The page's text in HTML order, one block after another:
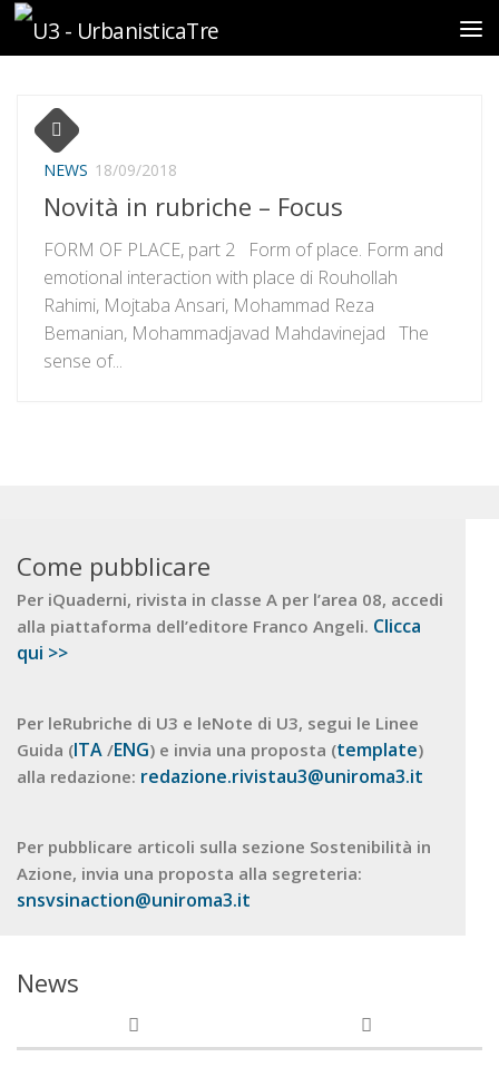
Sotto il contenuto
NEWS 18/09/2018
Novità in rubriche – Focus
FORM OF PLACE, part 2 Form of place. Form and
emotional interaction with place di Rouhollah
Rahimi, Mojtaba Ansari, Mohammad Reza
Bemanian, Mohammadjavad Mahdavinejad The
sense of...
Come pubblicare
Per iQuaderni, rivista in classe A per l’area 08, accedi
alla piattaforma dell’editore Franco Angeli. Clicca
qui >>
Per leRubriche di U3 e leNote di U3, segui le Linee
Guida (ITA /ENG) e invia una proposta (template)
alla redazione: redazione.rivistau3@uniroma3.it
Per pubblicare articoli sulla sezione Sostenibilità in
Azione, invia una proposta alla segreteria:
snsvsinaction@uniroma3.it
News